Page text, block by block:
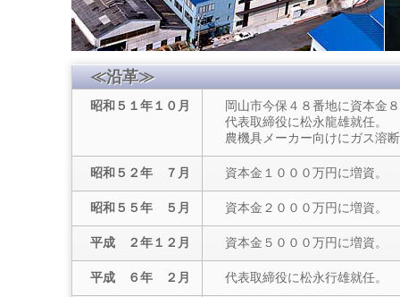
≪沿革≫
昭和５１年１０月
岡山市今保４８番地に資本金
代表取締役に松永龍雄就任。
農機具メーカー向けにガス溶
昭和５２年 ７月 資本金１０００万円に増資。
昭和５５年 ５月 資本金２０００万円に増資。
平成 ２年１２月 資本金５０００万円に増資。
平成 ６年 ２月 代表取締役に松永行雄就任。